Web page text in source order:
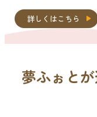
詳しくはこちら
夢ふぉと